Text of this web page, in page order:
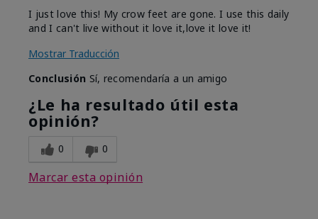
I just love this! My crow feet are gone. I use this daily
and I can't live without it love it,love it love it!
Mostrar Traducción
Conclusión Sí, recomendaría a un amigo
¿Le ha resultado útil esta
opinión?
0 0
Marcar esta opinión